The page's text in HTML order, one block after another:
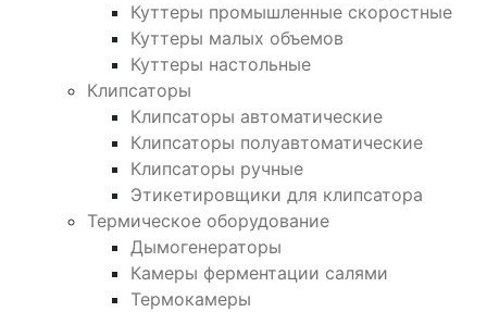
Куттеры промышленные скоростные
Куттеры малых объемов
Куттеры настольные
Клипсаторы
Клипсаторы автоматические
Клипсаторы полуавтоматические
Клипсаторы ручные
Этикетировщики для клипсатора
Термическое оборудование
Дымогенераторы
Камеры ферментации салями
Термокамеры